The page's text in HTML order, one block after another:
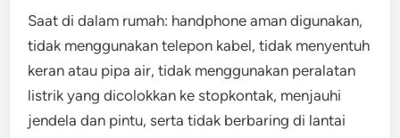
Saat di dalam rumah: handphone aman digunakan,
tidak menggunakan telepon kabel, tidak menyentuh
keran atau pipa air, tidak menggunakan peralatan
listrik yang dicolokkan ke stopkontak, menjauhi
jendela dan pintu, serta tidak berbaring di lantai